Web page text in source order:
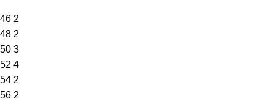
46 2
48 2
50 3
52 4
54 2
56 2